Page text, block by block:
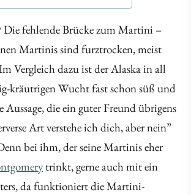
Die fehlende Brücke zum Martini –
Martinis sind furztrocken, meist
Vergleich dazu ist der Alaska in all
kräutrigen Wucht fast schon süß und
Aussage, die ein guter Freund übrigens
Art verstehe ich dich, aber nein”
bei ihm, der seine Martinis eher
trinkt, gerne auch mit ein
da funktioniert die Martini-